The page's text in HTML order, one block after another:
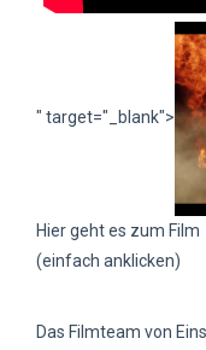
" target="_blank">
Hier geht es zum Film
(einfach anklicken)
Das Filmteam von